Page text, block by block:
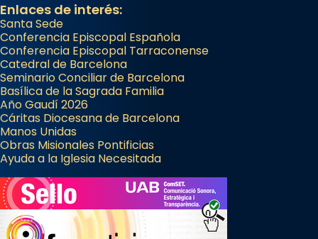
Enlaces de interés:
Santa Sede
Conferencia Episcopal Española
Conferencia Episcopal Tarraconense
Catedral de Barcelona
Seminario Conciliar de Barcelona
Basílica de la Sagrada Familia
Año Gaudí 2026
Cáritas Diocesana de Barcelona
Manos Unidas
Obras Misionales Pontificias
Ayuda a la Iglesia Necesitada